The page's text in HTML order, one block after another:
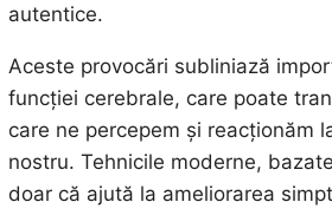
autentice.
Aceste provocări subliniază
funcției cerebrale, care poate
care ne percepem și reacționăm
nostru. Tehnicile moderne,
doar că ajută la ameliorarea